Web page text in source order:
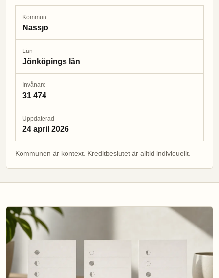
Kommun
Nässjö
Län
Jönköpings län
Invånare
31 474
Uppdaterad
24 april 2026
Kommunen är kontext. Kreditbeslutet är alltid individuellt.